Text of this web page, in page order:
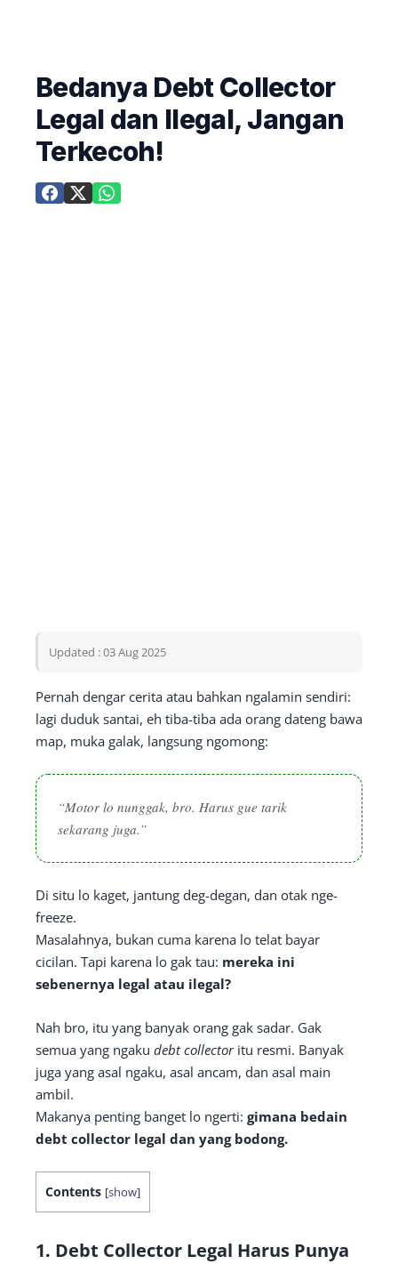
Bedanya Debt Collector
Legal dan Ilegal, Jangan
Terkecoh!
Updated : 03 Aug 2025
Pernah dengar cerita atau bahkan ngalamin sendiri:
lagi duduk santai, eh tiba-tiba ada orang dateng bawa
map, muka galak, langsung ngomong:
“Motor lo nunggak, bro. Harus gue tarik
sekarang juga.”
Di situ lo kaget, jantung deg-degan, dan otak nge-
freeze.
Masalahnya, bukan cuma karena lo telat bayar
cicilan. Tapi karena lo gak tau: mereka ini
sebenernya legal atau ilegal?
Nah bro, itu yang banyak orang gak sadar. Gak
semua yang ngaku debt collectoritu resmi. Banyak
juga yang asal ngaku, asal ancam, dan asal main
ambil.
Makanya penting banget lo ngerti: gimana bedain
debt collector legal dan yang bodong.
Contents [show]
1. Debt Collector Legal Harus Punya